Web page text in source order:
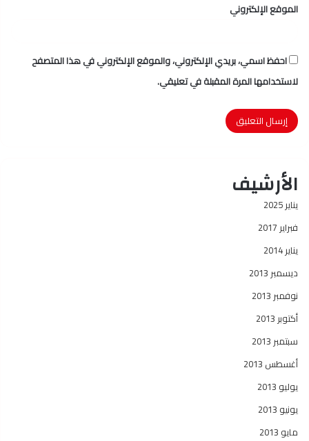
الموقع الإلكتروني
احفظ اسمي، بريدي الإلكتروني، والموقع الإلكتروني في هذا المتصفح
لاستخدامها المرة المقبلة في تعليقي.
الأرشيف
يناير 2025
فبراير 2017
يناير 2014
ديسمبر 2013
نوفمبر 2013
أكتوبر 2013
سبتمبر 2013
أغسطس 2013
يوليو 2013
يونيو 2013
مايو 2013